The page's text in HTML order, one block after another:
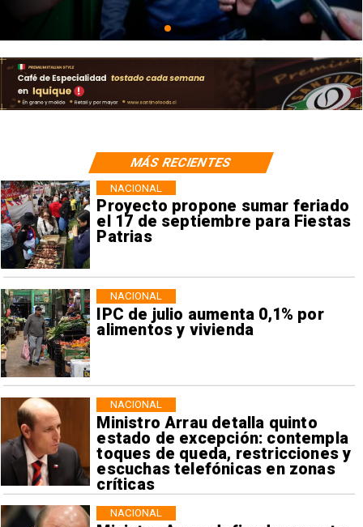
Proyecto propone sumar feriado
el 17 de septiembre para Fiestas
Patrias
NACIONAL
IPC de julio aumenta 0,1% por
alimentos y vivienda
NACIONAL
Ministro Arrau detalla quinto
estado de excepción: contempla
toques de queda, restricciones y
escuchas telefónicas en zonas
críticas
NACIONAL
NACIONAL
MÁS RECIENTES